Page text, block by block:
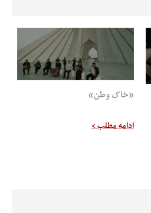
«خاک وطن»
ادامه مطلب >